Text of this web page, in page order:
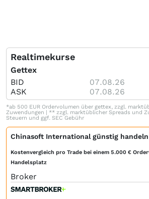
Realtimekurse
Gettex
BID 07.08.26
ASK
07.08.26
*ab 500 EUR Ordervolumen über gettex, zzgl.
Zuwendungen | ** zzgl. marktüblicher Spreads und
Steuern und ggf. SEC Gebühr
Chinasoft International günstig handeln
Kostenvergleich pro Trade bei einem 5.000 €
Handelsplatz
Broker